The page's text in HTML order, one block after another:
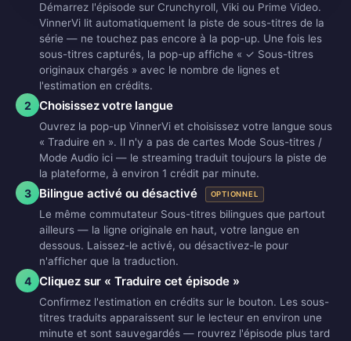
Démarrez l'épisode sur Crunchyroll, Viki ou Prime Video.
VinnerVi lit automatiquement la piste de sous-titres de la
série — ne touchez pas encore à la pop-up. Une fois les
sous-titres capturés, la pop-up affiche « ✓ Sous-titres
originaux chargés » avec le nombre de lignes et
l'estimation en crédits.
2 Choisissez votre langue
Ouvrez la pop-up VinnerVi et choisissez votre langue sous
« Traduire en ». Il n'y a pas de cartes Mode Sous-titres /
Mode Audio ici — le streaming traduit toujours la piste de
la plateforme, à environ 1 crédit par minute.
3 Bilingue activé ou désactivé OPTIONNEL
Le même commutateur Sous-titres bilingues que partout
ailleurs — la ligne originale en haut, votre langue en
dessous. Laissez-le activé, ou désactivez-le pour
n'afficher que la traduction.
4 Cliquez sur « Traduire cet épisode »
Confirmez l'estimation en crédits sur le bouton. Les sous-
titres traduits apparaissent sur le lecteur en environ une
minute et sont sauvegardés — rouvrez l'épisode plus tard